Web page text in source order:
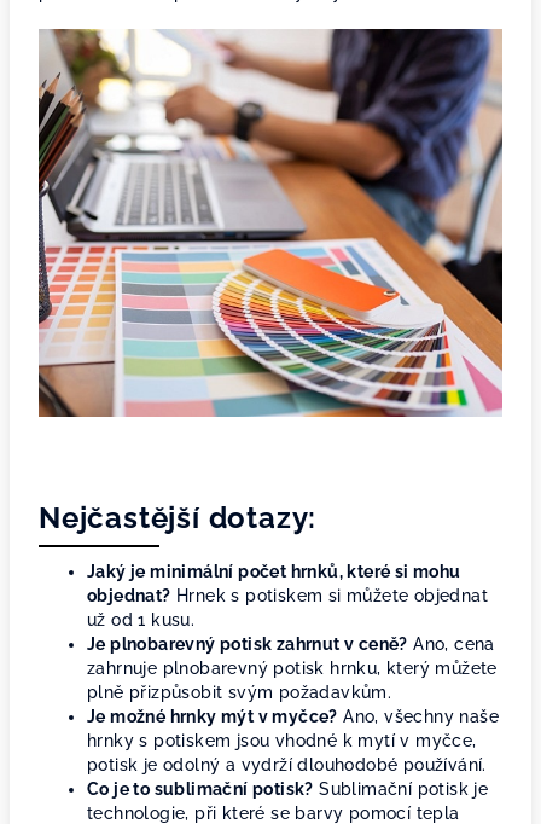
Nejčastější dotazy:
Jaký je minimální počet hrnků, které si mohu
objednat? Hrnek s potiskem si můžete objednat
už od 1 kusu.
Je plnobarevný potisk zahrnut v ceně? Ano, cena
zahrnuje plnobarevný potisk hrnku, který můžete
plně přizpůsobit svým požadavkům.
Je možné hrnky mýt v myčce? Ano, všechny naše
hrnky s potiskem jsou vhodné k mytí v myčce,
potisk je odolný a vydrží dlouhodobé používání.
Co je to sublimační potisk? Sublimační potisk je
technologie, při které se barvy pomocí tepla